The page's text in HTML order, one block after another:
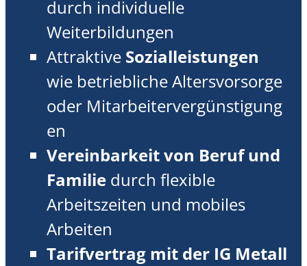
durch individuelle
Weiterbildungen
Attraktive Sozialleistungen
wie betriebliche Altersvorsorge
oder Mitarbeitervergünstigung
en
Vereinbarkeit von Beruf und
Familie durch flexible
Arbeitszeiten und mobiles
Arbeiten
Tarifvertrag mit der IG Metall